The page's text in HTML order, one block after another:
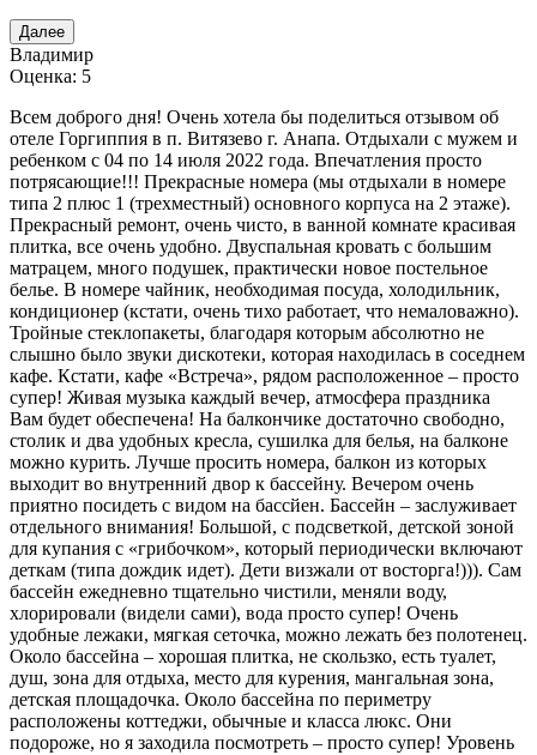
Далее
Владимир
Оценка: 5
Всем доброго дня! Очень хотела бы поделиться отзывом об
отеле Горгиппия в п. Витязево г. Анапа. Отдыхали с мужем и
ребенком с 04 по 14 июля 2022 года. Впечатления просто
потрясающие!!! Прекрасные номера (мы отдыхали в номере
типа 2 плюс 1 (трехместный) основного корпуса на 2 этаже).
Прекрасный ремонт, очень чисто, в ванной комнате красивая
плитка, все очень удобно. Двуспальная кровать с большим
матрацем, много подушек, практически новое постельное
белье. В номере чайник, необходимая посуда, холодильник,
кондиционер (кстати, очень тихо работает, что немаловажно).
Тройные стеклопакеты, благодаря которым абсолютно не
слышно было звуки дискотеки, которая находилась в соседнем
кафе. Кстати, кафе «Встреча», рядом расположенное – просто
супер! Живая музыка каждый вечер, атмосфера праздника
Вам будет обеспечена! На балкончике достаточно свободно,
столик и два удобных кресла, сушилка для белья, на балконе
можно курить. Лучше просить номера, балкон из которых
выходит во внутренний двор к бассейну. Вечером очень
приятно посидеть с видом на бассйен. Бассейн – заслуживает
отдельного внимания! Большой, с подсветкой, детской зоной
для купания с «грибочком», который периодически включают
деткам (типа дождик идет). Дети визжали от восторга!))). Сам
бассейн ежедневно тщательно чистили, меняли воду,
хлорировали (видели сами), вода просто супер! Очень
удобные лежаки, мягкая сеточка, можно лежать без полотенец.
Около бассейна – хорошая плитка, не скользко, есть туалет,
душ, зона для отдыха, место для курения, мангальная зона,
детская площадочка. Около бассейна по периметру
расположены коттеджи, обычные и класса люкс. Они
подороже, но я заходила посмотреть – просто супер! Уровень